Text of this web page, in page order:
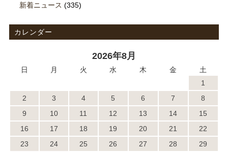
新着ニュース (335)
カレンダー
2026年8月
日 月 火 水 木 金
土
1
2
3 4 5 6 7
8
9
10 11 12 13 14
15
16
17 18 19 20 21
22
23
24 25 26 27 28
29